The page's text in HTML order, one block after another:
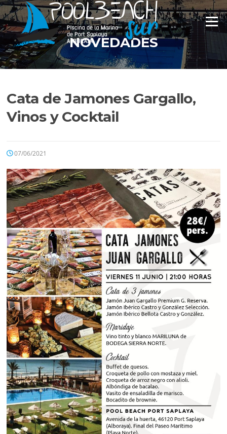
Saltar
al
contenido
Menú
NOVEDADES
Cata de Jamones Gargallo,
Vinos y Cocktail
07/06/2021